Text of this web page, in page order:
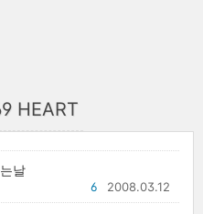
HEART
날
2008.03.12
6